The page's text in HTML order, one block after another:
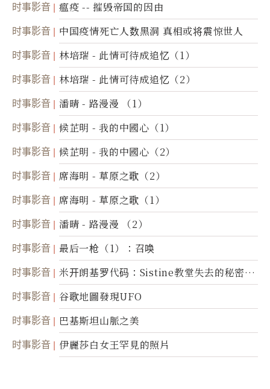
时事影音 瘟疫 -- 摧毁帝国的因由
时事影音 中国疫情死亡人数黑洞 真相或将震惊世人
时事影音 林培瑞 - 此情可待成追忆（1）
时事影音 林培瑞 - 此情可待成追忆（2）
时事影音 潘晴 - 路漫漫 （1）
时事影音 候芷明 - 我的中國心（1）
时事影音 候芷明 - 我的中國心（2）
时事影音 席海明 - 草原之歌（2）
时事影音 席海明 - 草原之歌（1）
时事影音 潘晴 - 路漫漫 （2）
时事影音 最后一枪（1）：召唤
时事影音
米开朗基罗代码：Sistine教堂失去的秘密
(图)
时事影音 谷歌地圖發現UFO
时事影音 巴基斯坦山脈之美
时事影音 伊麗莎白女王罕見的照片